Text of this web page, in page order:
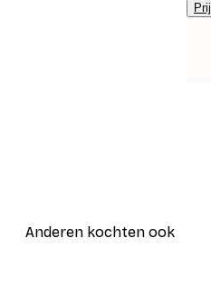
Anderen kochten ook